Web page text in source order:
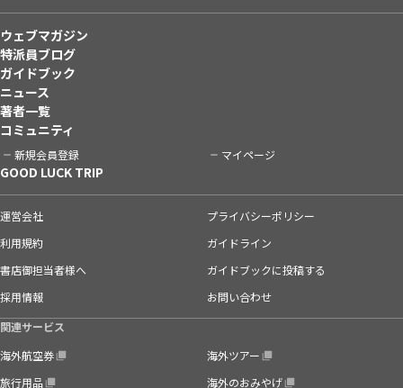
ウェブマガジン
特派員ブログ
ガイドブック
ニュース
著者一覧
コミュニティ
新規会員登録 マイページ
GOOD LUCK TRIP
運営会社
プライバシーポリシー
利用規約
ガイドライン
書店御担当者様へ
ガイドブックに投稿する
採用情報
お問い合わせ
関連サービス
海外航空券
海外ツアー
旅行用品
海外のおみやげ